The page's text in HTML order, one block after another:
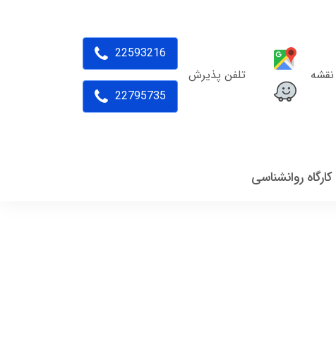
تلفن پذیرش
22593216
22795735
کارگاه روانشناسی